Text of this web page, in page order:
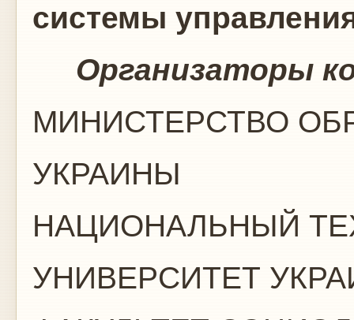
системы
Организаторы
МИНИСТЕРСТВО
УКРАИНЫ
НАЦИОНАЛЬНЫЙ
УНИВЕРСИТЕТ